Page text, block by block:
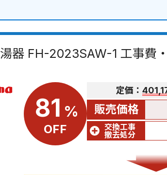
器 FH-2023SAW-1 工事費
81 %
OFF
定価：
販売価格
交換工事
撤去処分